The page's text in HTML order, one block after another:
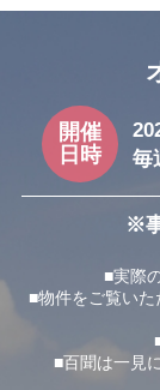
開催
日時
毎
※
■実際
■物件をご覧いた
■百聞は一見